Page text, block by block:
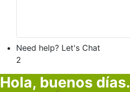
Need help? Let's Chat
2
Hola, buenos días.